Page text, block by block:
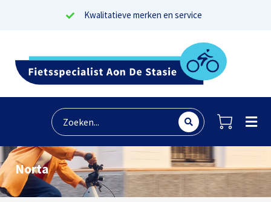
Kwalitatieve merken en service
Norta